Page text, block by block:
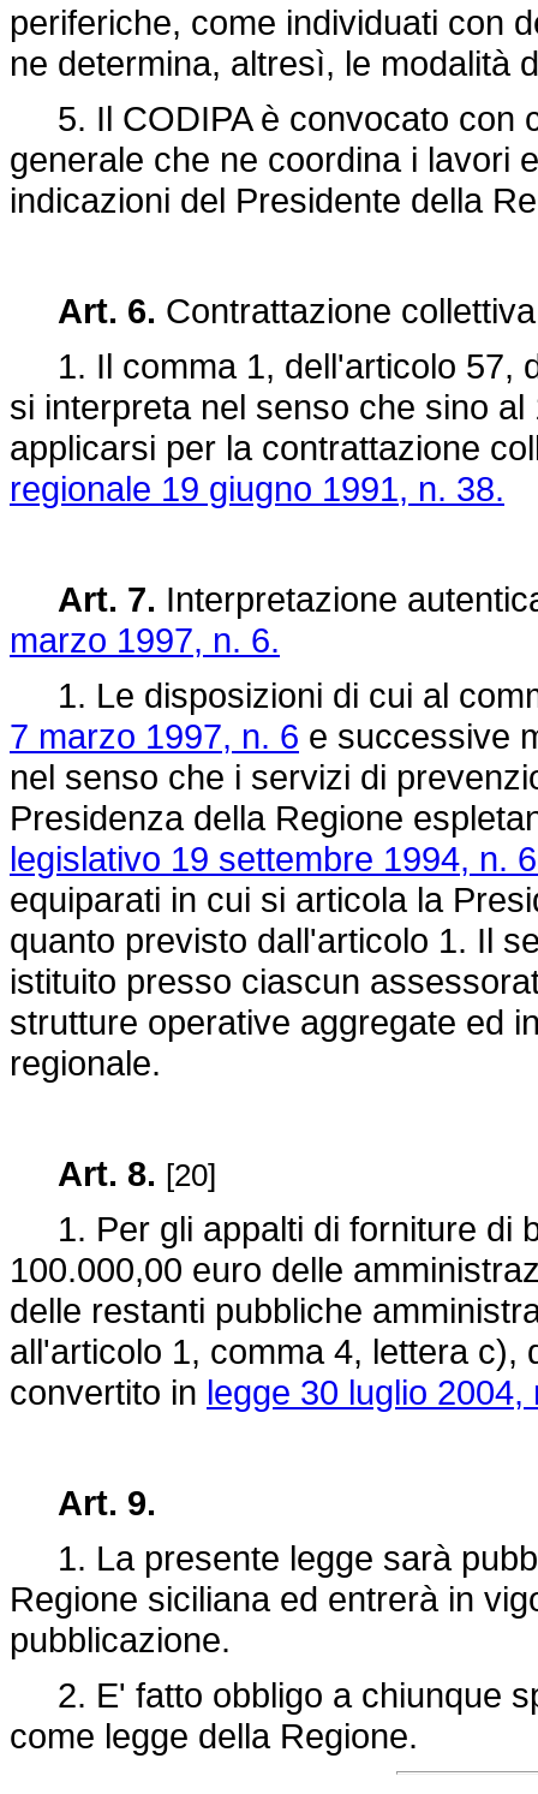
periferiche, come individuati con
ne determina, altresì, le modalità
5. Il CODIPA è convocato con
generale che ne coordina i lavori
indicazioni del Presidente della
Art. 6. Contrattazione
1. Il comma 1, dell'articolo 57,
si interpreta nel senso che sino
applicarsi per la contrattazione
regionale 19 giugno 1991, n. 38.
Art. 7. Interpretazione
marzo 1997, n. 6.
1. Le disposizioni di cui al
7 marzo 1997, n. 6 e successive
nel senso che i servizi di
Presidenza della Regione
legislativo 19 settembre 1994, n.
equiparati in cui si articola la
quanto previsto dall'articolo 1. Il
istituito presso ciascun
strutture operative aggregate ed
regionale.
Art. 8. [20]
1. Per gli appalti di forniture di
100.000,00 euro delle
delle restanti pubbliche
all'articolo 1, comma 4, lettera c),
convertito in legge 30 luglio 2004,
Art. 9.
1. La presente legge sarà
Regione siciliana ed entrerà in
pubblicazione.
2. E' fatto obbligo a chiunque
come legge della Regione.